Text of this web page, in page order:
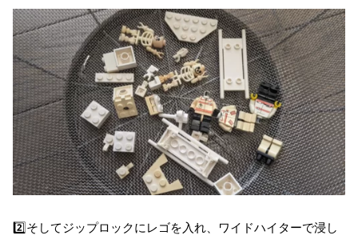
2️⃣そしてジップロックにレゴを入れ、ワイドハイターで浸し